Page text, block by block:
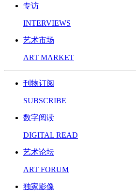
专访
INTERVIEWS
艺术市场
ART MARKET
刊物订阅
SUBSCRIBE
数字阅读
DIGITAL READ
艺术论坛
ART FORUM
独家影像